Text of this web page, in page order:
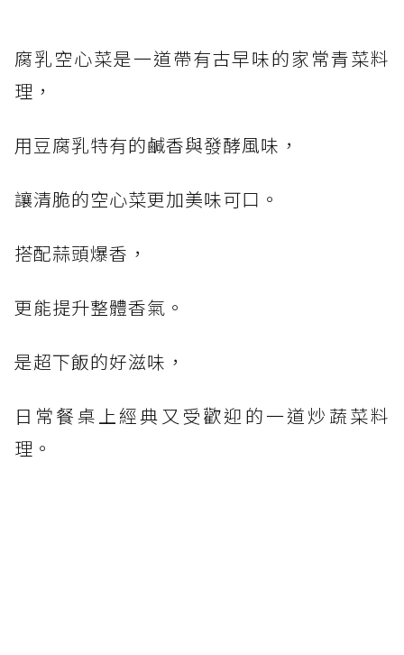
腐乳空心菜是一道帶有古早味的家常青菜料
理，
用豆腐乳特有的鹹香與發酵風味，
讓清脆的空心菜更加美味可口。
搭配蒜頭爆香，
更能提升整體香氣。
是超下飯的好滋味，
日常餐桌上經典又受歡迎的一道炒蔬菜料
理。